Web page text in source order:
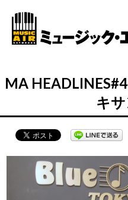
MA
キ